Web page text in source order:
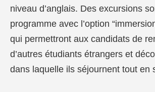
niveau d’anglais. Des excursions
programme avec l’option
qui permettront aux candidats de
d’autres étudiants étrangers et
dans laquelle ils séjournent tout en